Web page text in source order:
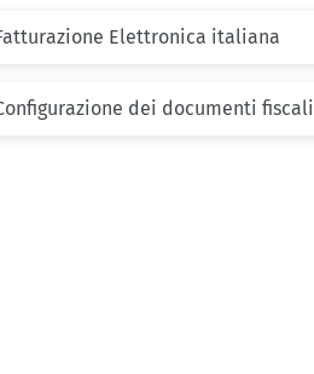
Elettronica italiana
dei documenti fiscali